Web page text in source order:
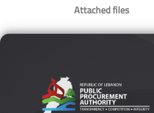
Attached files